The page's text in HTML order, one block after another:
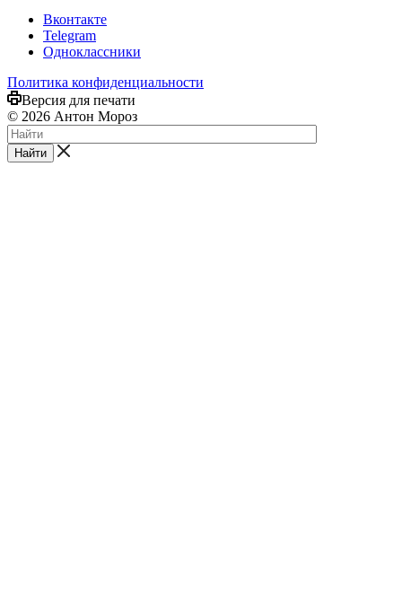
Вконтакте
Telegram
Одноклассники
Политика конфиденциальности
Версия для печати
© 2026 Антон Мороз
Найти